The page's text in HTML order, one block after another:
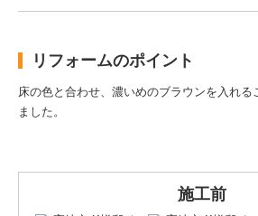
リフォームのポイント
床の色と合わせ、濃いめのブラウンを入れる
ました。
施工前